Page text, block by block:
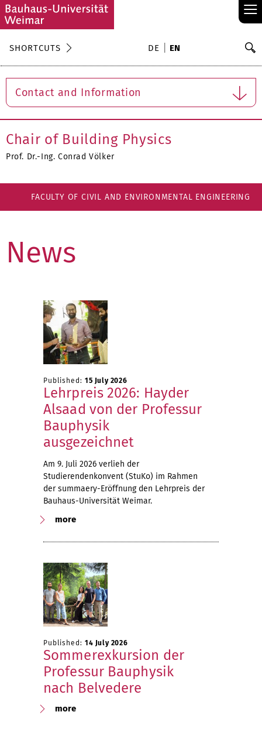
≡
SHORTCUTS DE EN
Contact and Information
Chair of Building Physics
Prof. Dr.-Ing. Conrad Völker
FACULTY OF CIVIL AND ENVIRONMENTAL ENGINEERING
News
Published: 15 July 2026
Lehrpreis 2026: Hayder
Alsaad von der Professur
Bauphysik
ausgezeichnet
Am 9. Juli 2026 verlieh der
Studierendenkonvent (StuKo) im Rahmen
der summaery-Eröffnung den Lehrpreis der
Bauhaus-Universität Weimar.
more
Published: 14 July 2026
Sommerexkursion der
Professur Bauphysik
nach Belvedere
more